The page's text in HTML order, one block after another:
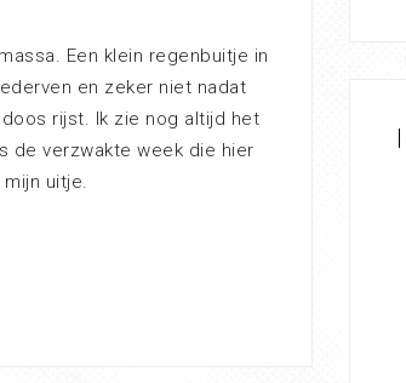
Een klein regenbuitje in
en zeker niet nadat
rijst. Ik zie nog altijd het
de verzwakte week die hier
uitje.